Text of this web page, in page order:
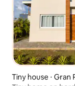
Tiny house ⋅ Gran